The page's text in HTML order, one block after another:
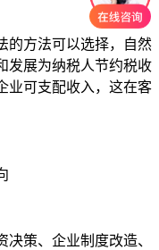
的方法可以选择，自然
发展为纳税人节约税收
业可支配收入，这在客
策、企业制度改造、